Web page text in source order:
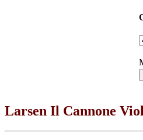
Larsen Il Cannone